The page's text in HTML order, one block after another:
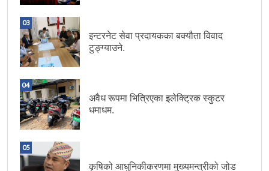
03
इन्टरनेट सेवा प्रदायकका बक्यौता विवाद
टुङ्ग्याउने.
04
अवैध रूपमा भित्रिएका इलेक्ट्रिक स्कुटर
धमाधम.
05
कृषिको आधुनिकीकरणमा मुख्यमन्त्रीको जोड